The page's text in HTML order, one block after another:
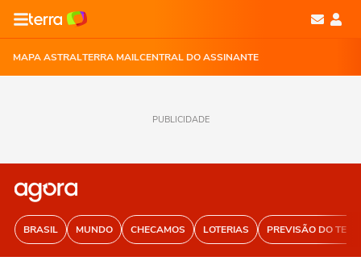
MAPA ASTRALTERRA MAILCENTRAL DO ASSINANTE
PUBLICIDADE
BRASIL MUNDO CHECAMOS LOTERIAS PREVISÃO DO